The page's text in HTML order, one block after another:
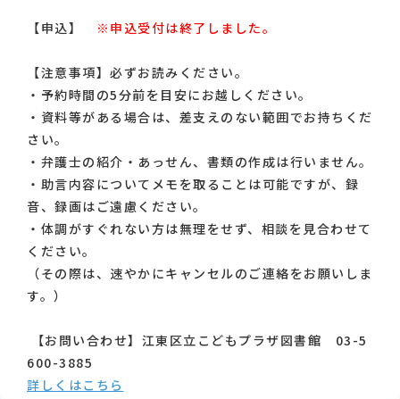
【申込】 ※申込受付は終了しました。
【注意事項】必ずお読みください。
・予約時間の5分前を目安にお越しください。
・資料等がある場合は、差支えのない範囲でお持ちくだ
さい。
・弁護士の紹介・あっせん、書類の作成は行いません。
・助言内容についてメモを取ることは可能ですが、録
音、録画はご遠慮ください。
・体調がすぐれない方は無理をせず、相談を見合わせて
ください。
（その際は、速やかにキャンセルのご連絡をお願いしま
す。）
【お問い合わせ】江東区立こどもプラザ図書館 03-5
600-3885
詳しくはこちら